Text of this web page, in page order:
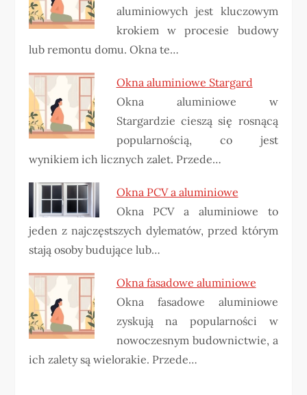
aluminiowych jest kluczowym
krokiem w procesie budowy
lub remontu domu. Okna te…
Okna aluminiowe Stargard
Okna aluminiowe w
Stargardzie cieszą się rosnącą
popularnością, co jest
wynikiem ich licznych zalet. Przede…
Okna PCV a aluminiowe
Okna PCV a aluminiowe to
jeden z najczęstszych dylematów, przed którym
stają osoby budujące lub…
Okna fasadowe aluminiowe
Okna fasadowe aluminiowe
zyskują na popularności w
nowoczesnym budownictwie, a
ich zalety są wielorakie. Przede…